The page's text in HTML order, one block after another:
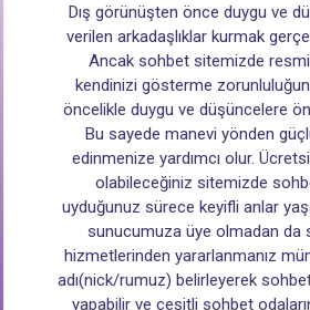
Dış görünüşten önce duygu ve
verilen arkadaşlıklar kurmak
Ancak sohbet sitemizde
kendinizi gösterme
öncelikle duygu ve düşüncelere
Bu sayede manevi yönden
edinmenize yardımcı olur.
olabileceğiniz sitemizde
uyduğunuz sürece keyifli anlar
sunucumuza üye olmadan da
hizmetlerinden yararlanmanız
adı(nick/rumuz) belirleyerek
yapabilir ve çeşitli sohbet